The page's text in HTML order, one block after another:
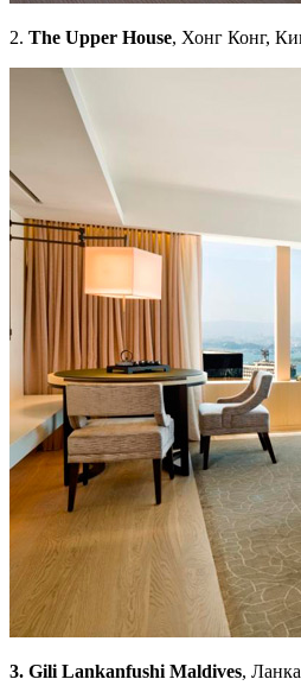
2. The Upper House, Хонг Конг,
3. Gili Lankanfushi Maldives,